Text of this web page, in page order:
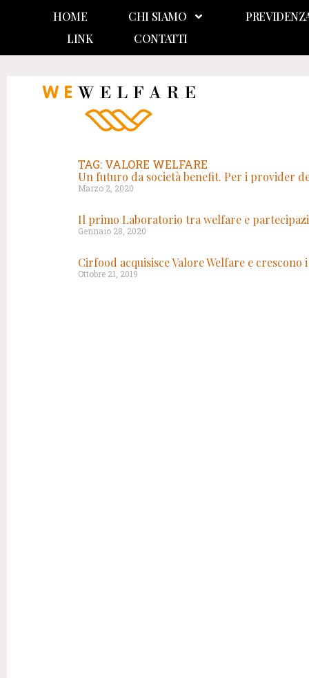
HOME CHI SIAMO
LINK
CONTATTI
TAG: VALORE WELFARE
Un futuro da società benefit. Per i provider
Marzo 2, 2020
Il primo Laboratorio tra welfare e
Gennaio 28, 2020
Cirfood acquisisce Valore Welfare e
Ottobre 21, 2019